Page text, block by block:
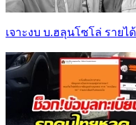
เจาะงบ บ.ฮลุนโซโล่ ราย